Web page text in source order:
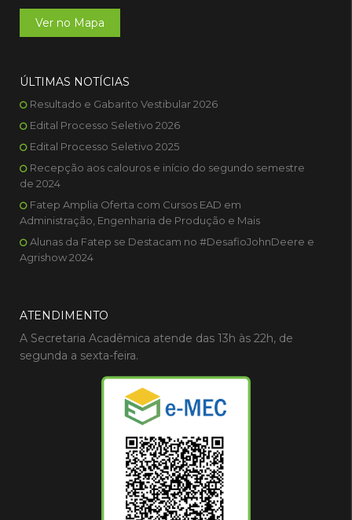
Ver no Mapa
ÚLTIMAS NOTÍCIAS
Resultado e Gabarito Vestibular 2026
Edital Processo Seletivo 2026
Edital Processo Seletivo 2025
Recepção aos calouros e início do segundo semestre
de 2024
Fatep Amplia Oferta com Cursos EAD em
Administração, Engenharia de Produção e Mais
Alunas da Fatep se Destacam no #DesafioJohnDeere e
Agrishow 2024
ATENDIMENTO
A Secretaria Acadêmica atende das 13h às 22h, de
segunda a sexta-feira.